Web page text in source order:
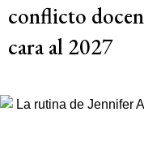
conflicto
cara al 2027